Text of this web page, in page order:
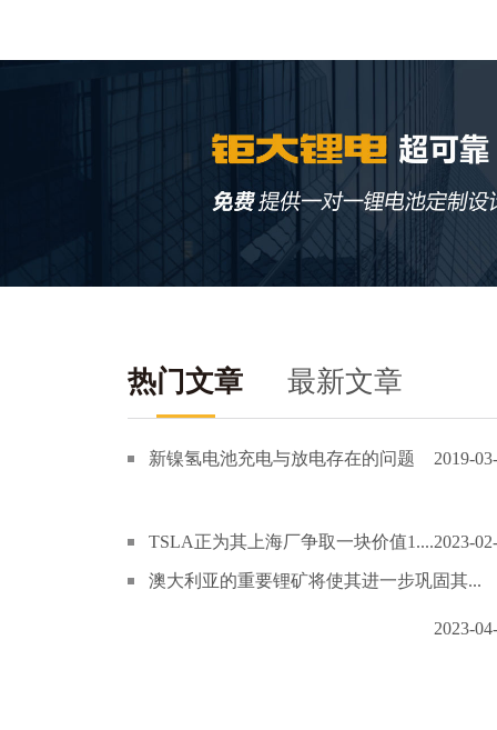
热门文章 最新文章
新镍氢电池充电与放电存在的问题 2019-
TSLA正为其上海厂争取一块价值1....2023-
澳大利亚的重要锂矿将使其进一步巩固其...
2023-